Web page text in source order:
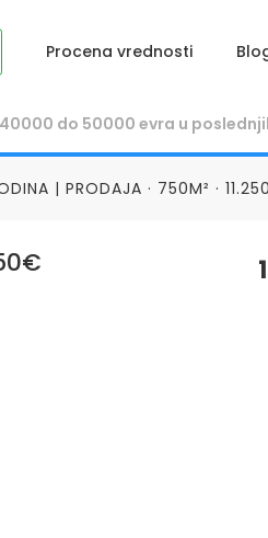
Procena vrednosti
| PRODAJA · 750M² ·